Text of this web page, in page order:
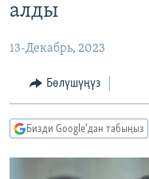
МАДАНИЯТ
ТВ ПРОГРАММАЛАР
БҮГҮН АЗАТТЫКТА
ПОДКАСТ
Русский
алды
13-Декабрь, 2023
Бөлүшүңүз
Бизди Google'дан табыңыз